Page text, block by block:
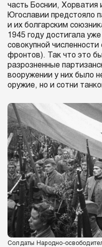
часть Боснии, Хорватия
Югославии предстояло
и их болгарским
1945 году достигала
совокупной
фронтов). Так что это
разрозненные
вооружении у них было
оружие, но и сотни
Солдаты Народно-